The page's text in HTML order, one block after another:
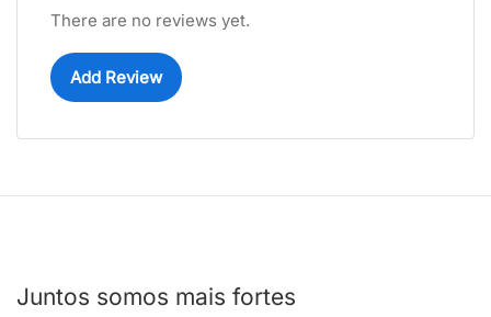
There are no reviews yet.
Add Review
Juntos somos mais fortes